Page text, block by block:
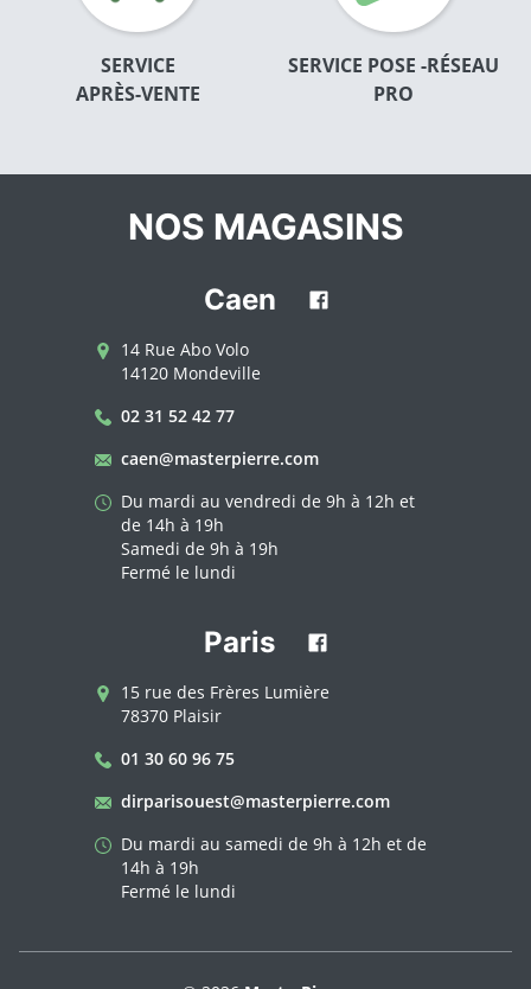
SERVICE
APRÈS-VENTE
SERVICE POSE -RÉSEAU
PRO
NOS MAGASINS
Caen
14 Rue Abo Volo
14120 Mondeville
02 31 52 42 77
caen@masterpierre.com
Du mardi au vendredi de 9h à 12h et
de 14h à 19h
Samedi de 9h à 19h
Fermé le lundi
Paris
15 rue des Frères Lumière
78370 Plaisir
01 30 60 96 75
dirparisouest@masterpierre.com
Du mardi au samedi de 9h à 12h et de
14h à 19h
Fermé le lundi